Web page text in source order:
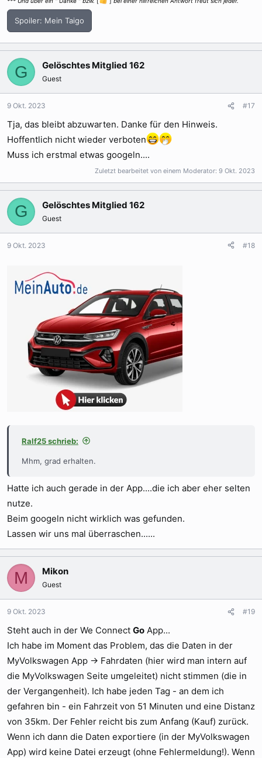
Spoiler: Mein Taigo
G Gelöschtes Mitglied 162
Guest
9 Okt. 2023 #17
Tja, das bleibt abzuwarten. Danke für den Hinweis.
Hoffentlich nicht wieder verboten
Muss ich erstmal etwas googeln....
Zuletzt bearbeitet von einem Moderator: 9 Okt. 2023
G Gelöschtes Mitglied 162
Guest
9 Okt. 2023 #18
Ralf25 schrieb:
Mhm, grad erhalten.
Hatte ich auch gerade in der App....die ich aber eher selten
nutze.
Beim googeln nicht wirklich was gefunden.
Lassen wir uns mal überraschen......
M Mikon
Guest
9 Okt. 2023 #19
Steht auch in der We Connect Go App...
Ich habe im Moment das Problem, das die Daten in der
MyVolkswagen App -> Fahrdaten (hier wird man intern auf
die MyVolkswagen Seite umgeleitet) nicht stimmen (die in
der Vergangenheit). Ich habe jeden Tag - an dem ich
gefahren bin - ein Fahrzeit von 51 Minuten und eine Distanz
von 35km. Der Fehler reicht bis zum Anfang (Kauf) zurück.
Wenn ich dann die Daten exportiere (in der MyVolkswagen
App) wird keine Datei erzeugt (ohne Fehlermeldung!). Wenn